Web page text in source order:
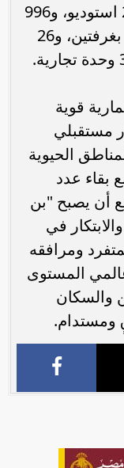
3,333 وحدة سكنية، تشمل 2,256 استوديو، و996
شقة بغرفة نوم واحدة، و24 شقة بغرفتين، و26
قوية
مستقبلي
الحيوية
بقاء عدد
أن يصبح "بن
في
ومرافقه
عن 15 مرفقًا عالمي المستوى
والسكان
ومستدام.